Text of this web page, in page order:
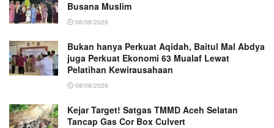
Busana Muslim
08/08/2026
Bukan hanya Perkuat Aqidah, Baitul Mal Abdya
juga Perkuat Ekonomi 63 Mualaf Lewat
Pelatihan Kewirausahaan
08/08/2026
Kejar Target! Satgas TMMD Aceh Selatan
Tancap Gas Cor Box Culvert